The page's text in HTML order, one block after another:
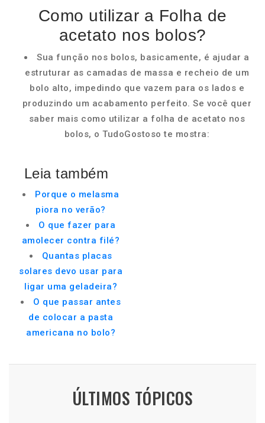
Como utilizar a Folha de
acetato nos bolos?
Sua função nos bolos, basicamente, é ajudar a
estruturar as camadas de massa e recheio de um
bolo alto, impedindo que vazem para os lados e
produzindo um acabamento perfeito. Se você quer
saber mais como utilizar a folha de acetato nos
bolos, o TudoGostoso te mostra:
Leia também
Porque o melasma
piora no verão?
O que fazer para
amolecer contra filé?
Quantas placas
solares devo usar para
ligar uma geladeira?
O que passar antes
de colocar a pasta
americana no bolo?
ÚLTIMOS TÓPICOS